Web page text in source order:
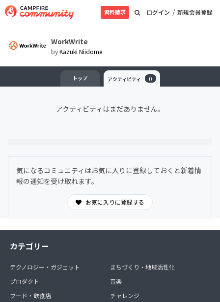
ログイン / 新規会員登録
資料請求
WorkWrite
byKazuki Niidome
トップ アクティビティ 0
アクティビティはまだありません。
気になるコミュニティはお気に入りに登録しておくと新着情
報の通知を受け取れます。
お気に入りに登録する
カテゴリー
テクノロジー・ガジェット
プロダクト
フード・飲食店
まちづくり・地域活性化
音楽
チャレンジ